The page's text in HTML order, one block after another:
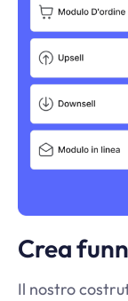
Crea
Il nostro